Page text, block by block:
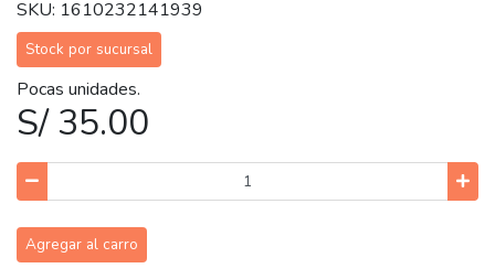
SKU: 1610232141939
Stock por sucursal
Pocas unidades.
S/ 35.00
Agregar al carro